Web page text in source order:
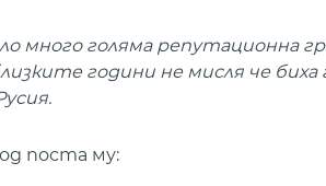
много голяма репутационна
години не мисля че биха
поста му: